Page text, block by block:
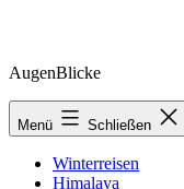
Zum
springen
AugenBlicke
Menü Schließen
Winterreisen
Himalaya